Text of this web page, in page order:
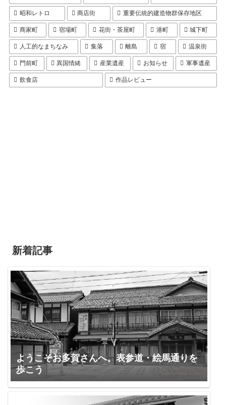
昭和レトロ 商店街 重要伝統的建造物群保存地区
商家町 宿場町 花街・茶屋町 港町 城下町
人工的なまちなみ 集落 離島 宿 温泉街
門前町 異国情緒 産業遺産 お知らせ 軍事遺産
飲食店 作品レビュー
新着記事
ようこそお多賀さんへ。表参道・絵馬通りを
歩こう